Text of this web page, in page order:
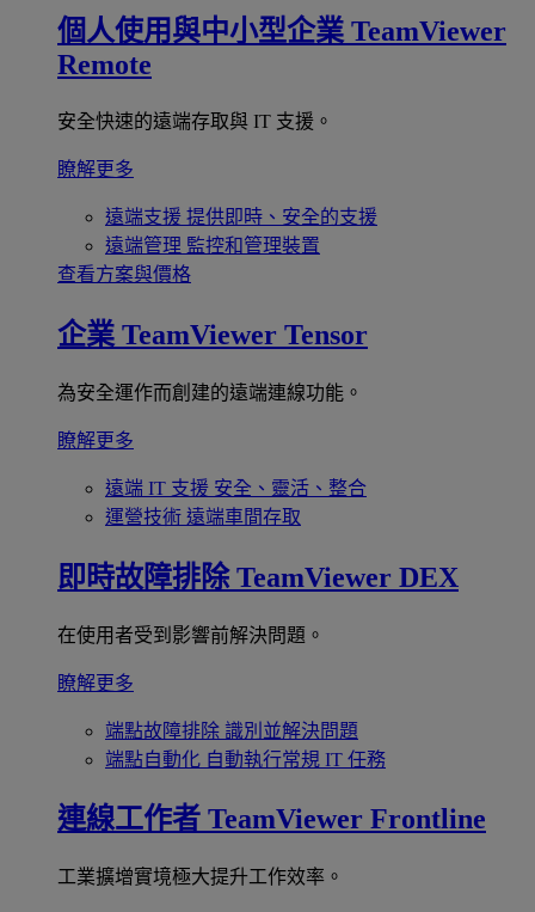
個人使用與中小型企業 TeamViewer
Remote
安全快速的遠端存取與 IT 支援。
瞭解更多
遠端支援 提供即時、安全的支援
遠端管理 監控和管理裝置
查看方案與價格
企業 TeamViewer Tensor
為安全運作而創建的遠端連線功能。
瞭解更多
遠端 IT 支援 安全、靈活、整合
運營技術 遠端車間存取
即時故障排除 TeamViewer DEX
在使用者受到影響前解決問題。
瞭解更多
端點故障排除 識別並解決問題
端點自動化 自動執行常規 IT 任務
連線工作者 TeamViewer Frontline
工業擴增實境極大提升工作效率。